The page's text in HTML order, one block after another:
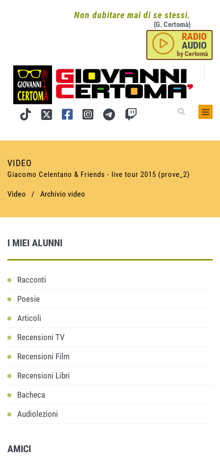
Non dubitare mai di se stessi.
{G. Certomà}
RADIO
AUDIO
by Certomà
VIDEO
Giacomo Celentano & Friends - live tour 2015 (prove_2)
Video / Archivio video
I MIEI ALUNNI
Racconti
Poesie
Articoli
Recensioni TV
Recensioni Film
Recensioni Libri
Bacheca
Audiolezioni
AMICI